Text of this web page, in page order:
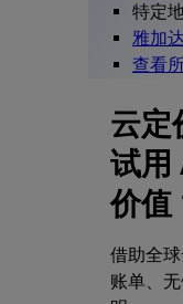
特定
雅加
查看
云定
试用
价值
借助全
账单、